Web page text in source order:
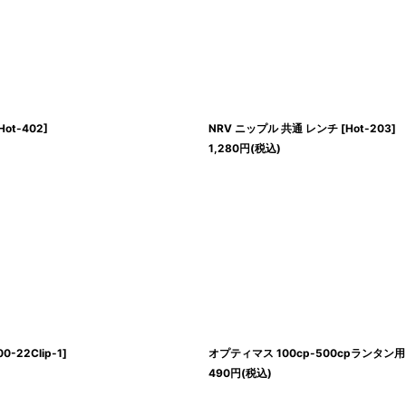
402] NRV ニップル 共通 レンチ [Hot-203]
1,280円(税込)
22Clip-1]
オプティマス 100cp-500cpランタン
490円(税込)